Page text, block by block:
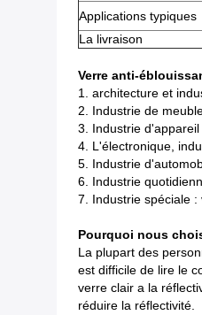
Applications typiques
La livraison
Verre anti-
1. architecture et
2. Industrie de
3. Industrie
4. L'électronique,
5. Industrie
6. Industrie
7. Industrie spéciale :
Pourquoi nous
La plupart des
est difficile de lire le
verre clair a la
réduire la réflectivité.